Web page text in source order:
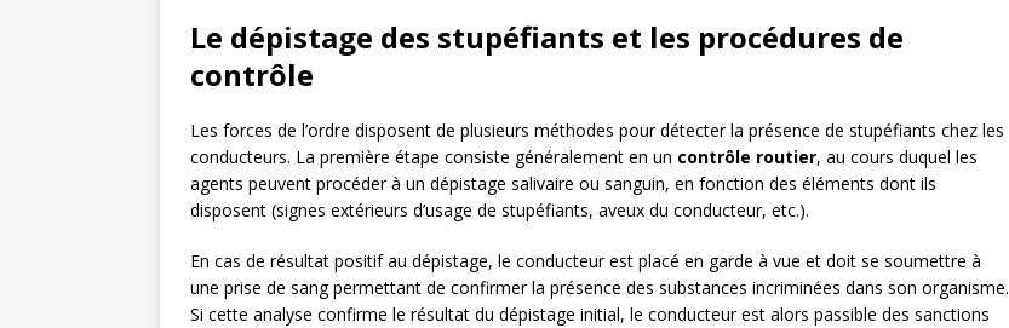
Le dépistage des stupéfiants et les procédures de
contrôle
Les forces de l’ordre disposent de plusieurs méthodes pour détecter la présence de stupéfiants chez les
conducteurs. La première étape consiste généralement en un contrôle routier, au cours duquel les
agents peuvent procéder à un dépistage salivaire ou sanguin, en fonction des éléments dont ils
disposent (signes extérieurs d’usage de stupéfiants, aveux du conducteur, etc.).
En cas de résultat positif au dépistage, le conducteur est placé en garde à vue et doit se soumettre à
une prise de sang permettant de confirmer la présence des substances incriminées dans son organisme.
Si cette analyse confirme le résultat du dépistage initial, le conducteur est alors passible des sanctions